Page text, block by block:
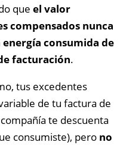
que el valor
compensados nunca
consumida de
facturación.
tus excedentes
de tu factura de
te descuenta
consumiste), pero no